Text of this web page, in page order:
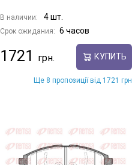
В наличии: 4 шт.
Срок ожидания: 6 часов
1721 КУПИТЬ
Ще 8 пропозиції від 1721 грн